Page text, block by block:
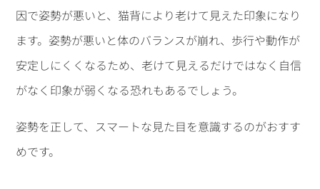
因で姿勢が悪いと、猫背により老けて見えた印象になり
ます。姿勢が悪いと体のバランスが崩れ、歩行や動作が
安定しにくくなるため、老けて見えるだけではなく自信
がなく印象が弱くなる恐れもあるでしょう。
姿勢を正して、スマートな見た目を意識するのがおすす
めです。